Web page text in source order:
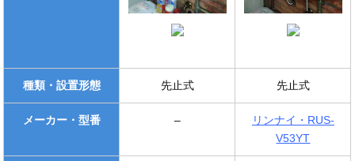
種類・設置形態 先止式 先止式
メーカー・型番 –
リンナイ・RUS-
V53YT